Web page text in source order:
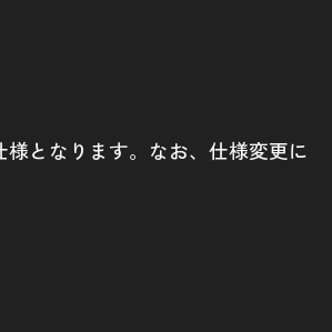
となります。なお、仕様変更に